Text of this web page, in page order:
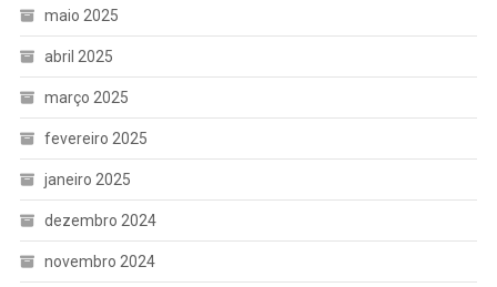
maio 2025
abril 2025
março 2025
fevereiro 2025
janeiro 2025
dezembro 2024
novembro 2024